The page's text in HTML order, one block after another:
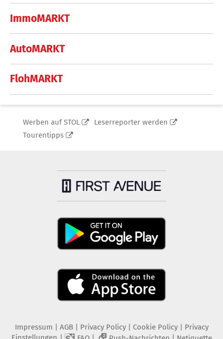
ImmoMARKT
AutoMARKT
FlohMARKT
Werben auf STOL
Leserreporter werden
Tourentipps
Impressum | AGB | Privacy Policy| Cookie Policy| Privacy
2